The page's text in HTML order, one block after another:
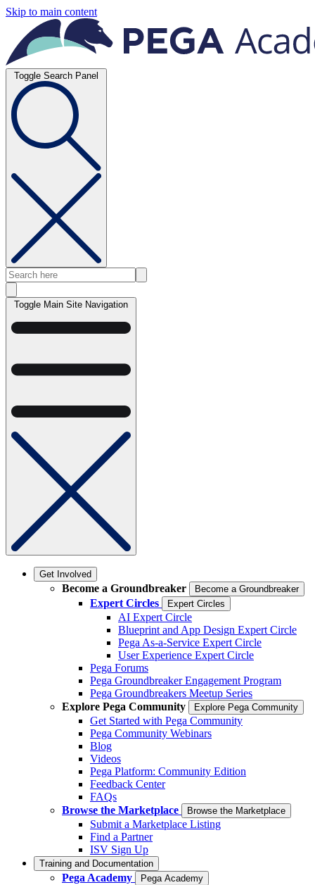
Skip to main content
Toggle Search Panel
Toggle Main Site Navigation
Get Involved
Become a Groundbreaker Become a Groundbreaker
Expert Circles Expert Circles
AI Expert Circle
Blueprint and App Design Expert Circle
Pega As-a-Service Expert Circle
User Experience Expert Circle
Pega Forums
Pega Groundbreaker Engagement Program
Pega Groundbreakers Meetup Series
Explore Pega Community
Explore Pega Community
Get Started with Pega Community
Pega Community Webinars
Blog
Videos
Pega Platform: Community Edition
Feedback Center
FAQs
Browse the Marketplace
Browse the Marketplace
Submit a Marketplace Listing
Find a Partner
ISV Sign Up
Training and Documentation
Pega Academy Pega Academy